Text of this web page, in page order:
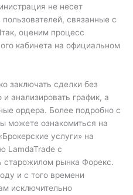
не несет
связанные с
оценим процесс
кабинета на официальном
заключать сделки без
анализировать график, а
ордера. Более подробно с
можете ознакомиться на
услуги» на
LamdaTrade с
старожилом рынка Форекс.
и с того времени
исключительно